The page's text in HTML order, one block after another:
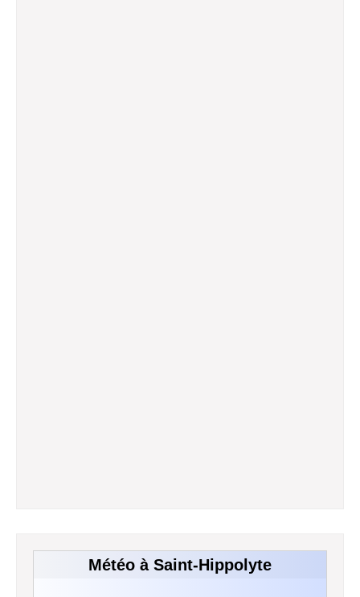
Météo à Saint-Hippolyte